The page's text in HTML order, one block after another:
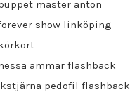
master anton
show linköping
ammar flashback
pedofil flashback